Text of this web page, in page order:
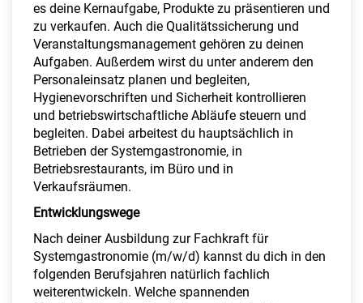
es deine Kernaufgabe, Produkte zu präsentieren und
zu verkaufen. Auch die Qualitätssicherung und
Veranstaltungsmanagement gehören zu deinen
Aufgaben. Außerdem wirst du unter anderem den
Personaleinsatz planen und begleiten,
Hygienevorschriften und Sicherheit kontrollieren
und betriebswirtschaftliche Abläufe steuern und
begleiten. Dabei arbeitest du hauptsächlich in
Betrieben der Systemgastronomie, in
Betriebsrestaurants, im Büro und in
Verkaufsräumen.
Entwicklungswege
Nach deiner Ausbildung zur Fachkraft für
Systemgastronomie (m/w/d) kannst du dich in den
folgenden Berufsjahren natürlich fachlich
weiterentwickeln. Welche spannenden